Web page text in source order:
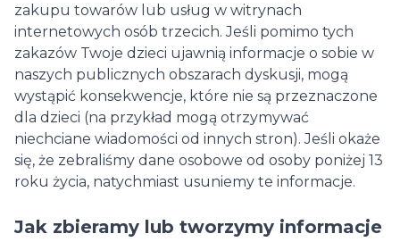
zakupu towarów lub usług w witrynach
internetowych osób trzecich. Jeśli pomimo tych
zakazów Twoje dzieci ujawnią informacje o sobie w
naszych publicznych obszarach dyskusji, mogą
wystąpić konsekwencje, które nie są przeznaczone
dla dzieci (na przykład mogą otrzymywać
niechciane wiadomości od innych stron). Jeśli okaże
się, że zebraliśmy dane osobowe od osoby poniżej 13
roku życia, natychmiast usuniemy te informacje.
Jak zbieramy lub tworzymy informacje